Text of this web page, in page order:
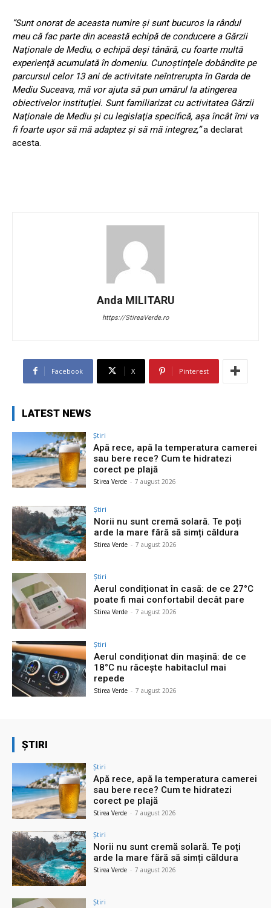
“Sunt onorat de aceasta numire şi sunt bucuros la rândul
meu că fac parte din această echipă de conducere a Gărzii
Naţionale de Mediu, o echipă deşi tânără, cu foarte multă
experienţă acumulată în domeniu. Cunoştinţele dobândite pe
parcursul celor 13 ani de activitate neîntrerupta în Garda de
Mediu Suceava, mă vor ajuta să pun umărul la atingerea
obiectivelor instituţiei. Sunt familiarizat cu activitatea Gărzii
Naţionale de Mediu şi cu legislaţia specifică, aşa încât îmi va
fi foarte uşor să mă adaptez şi să mă integrez,”a declarat
acesta.
Anda MILITARU
https://StireaVerde.ro
Facebook X Pinterest
LATEST NEWS
Știri
Apă rece, apă la temperatura camerei
sau bere rece? Cum te hidratezi
corect pe plajă
Stirea Verde - 7 august 2026
Știri
Norii nu sunt cremă solară. Te poți
arde la mare fără să simți căldura
Stirea Verde - 7 august 2026
Știri
Aerul condiționat în casă: de ce 27°C
poate fi mai confortabil decât pare
Stirea Verde - 7 august 2026
Știri
Aerul condiționat din mașină: de ce
18°C nu răcește habitaclul mai
repede
Stirea Verde - 7 august 2026
ȘTIRI
Știri
Apă rece, apă la temperatura camerei
sau bere rece? Cum te hidratezi
corect pe plajă
Stirea Verde - 7 august 2026
Știri
Norii nu sunt cremă solară. Te poți
arde la mare fără să simți căldura
Stirea Verde - 7 august 2026
Știri